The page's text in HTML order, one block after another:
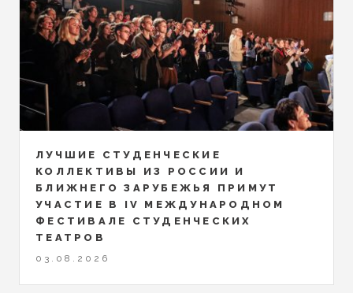
ЛУЧШИЕ СТУДЕНЧЕСКИЕ
КОЛЛЕКТИВЫ ИЗ РОССИИ И
БЛИЖНЕГО ЗАРУБЕЖЬЯ ПРИМУТ
УЧАСТИЕ В IV МЕЖДУНАРОДНОМ
ФЕСТИВАЛЕ СТУДЕНЧЕСКИХ
ТЕАТРОВ
03.08.2026